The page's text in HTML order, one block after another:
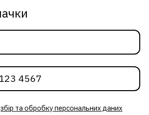
збір та обробку персональних даних